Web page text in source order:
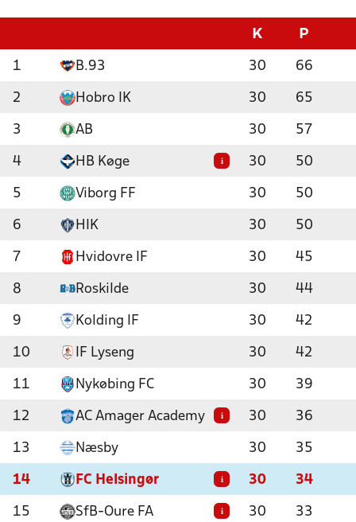
K P
1 B.93 30 66
2 Hobro IK 30 65
3 AB 30 57
4 HB Køge i 30 50
5 Viborg FF 30 50
6 HIK 30 50
7 Hvidovre IF 30 45
8 Roskilde 30 44
9 Kolding IF 30 42
10 IF Lyseng 30 42
11 Nykøbing FC 30 39
12 AC Amager Academy i 30 36
13 Næsby 30 35
14 FC Helsingør i 30 34
15 SfB-Oure FA i 30 33